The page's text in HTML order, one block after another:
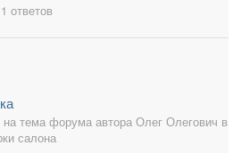
ответов
тема форума автора Олег Олегович в
салона